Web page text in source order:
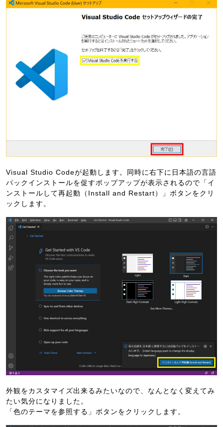
Visual Studio Codeが起動します。同時に右下に日本語の言語
パックインストールを促すポップアップが表示されるので「イ
ンストールして再起動（Install and Restart）」ボタンをクリ
ックします。
外観をカスタマイズ出来るみたいなので、なんとなく変えてみ
たい気分になりました。
「色のテーマを参照する」ボタンをクリックします。